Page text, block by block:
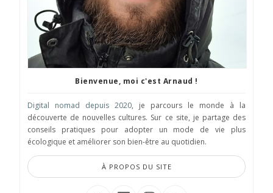
Bienvenue, moi c'est Arnaud !
Digital nomad depuis 2020, je parcours le monde à la
découverte de nouvelles cultures. Sur ce site, je partage des
conseils pratiques pour adopter un mode de vie plus
écologique et améliorer son bien-être au quotidien.
À PROPOS DU SITE